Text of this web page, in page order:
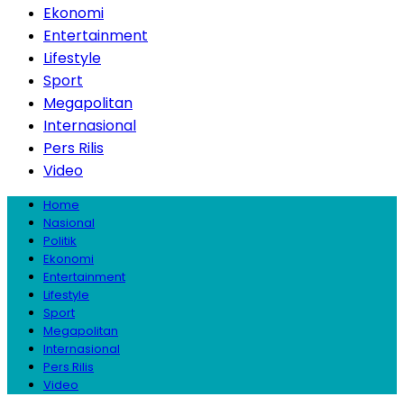
Ekonomi
Entertainment
Lifestyle
Sport
Megapolitan
Internasional
Pers Rilis
Video
Home
Nasional
Politik
Ekonomi
Entertainment
Lifestyle
Sport
Megapolitan
Internasional
Pers Rilis
Video